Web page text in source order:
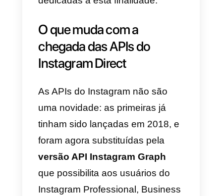
uma empresa dentro desta
plataforma.
A empresa de Zuckerberg
estudou por isso um modo de
facilitar a vida às empresas que
pretendem expandir-se no
Instagramatravés das suas API
ou seja, fornecendo a